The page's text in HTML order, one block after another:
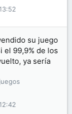
su juego
el 99,9% de los
ya sería